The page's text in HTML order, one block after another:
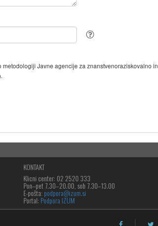
Javne agencije za znanstvenoraziskovalno in
KONTAKT
Klicni center: 02 2520 333
Pon‒pet 7.30–20.00, sob 7.30–13.00
E-pošta: podpora@izum.si
Portal: Podpora IZUM